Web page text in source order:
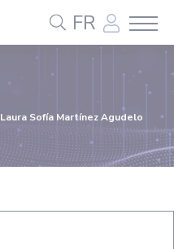
FR
Laura Sofía Martínez Agudelo